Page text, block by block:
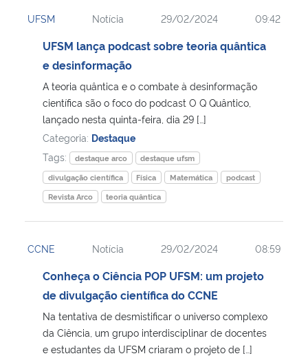
UFSM Notícia 29/02/2024 09:42
UFSM lança podcast sobre teoria quântica
e desinformação
A teoria quântica e o combate à desinformação
científica são o foco do podcast O Q Quântico,
lançado nesta quinta-feira, dia 29 […]
Categoria: Destaque
Tags:
destaque arco
destaque ufsm
divulgação científica
Física Matemática
podcast
Revista Arco
teoria quântica
CCNE Notícia 29/02/2024 08:59
Conheça o Ciência POP UFSM: um projeto
de divulgação científica do CCNE
Na tentativa de desmistificar o universo complexo
da Ciência, um grupo interdisciplinar de docentes
e estudantes da UFSM criaram o projeto de […]